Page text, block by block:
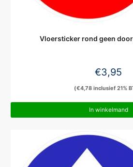
Vloersticker rond geen
€3,95
(€4,78inclusief 21%
In winkelmand